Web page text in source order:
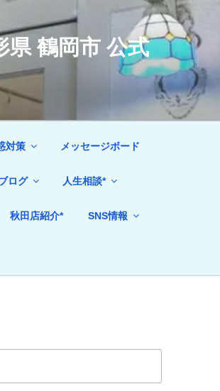
鶴岡市 公式
対策 メッセージボード
ログ 人生相談*
秋田店紹介* SNS情報